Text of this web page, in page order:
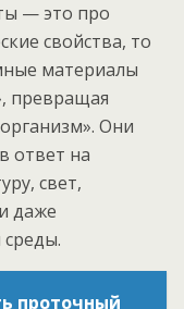
— это про
свойства, то
материалы
превращая
Они
ответ на
свет,
даже
проточный